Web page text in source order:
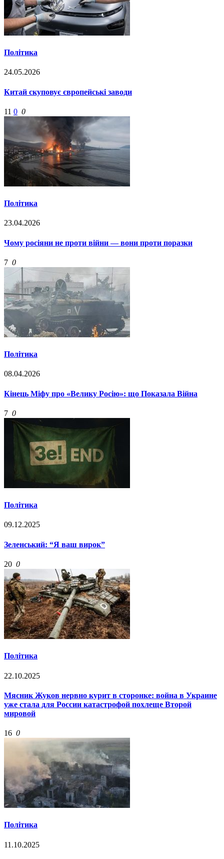
Політика
24.05.2026
Китай скуповує європейські заводи
11 0 0
Політика
23.04.2026
Чому росіяни не проти війни — вони проти поразки
7 0
Політика
08.04.2026
Кінець Міфу про «Велику Росію»: що Показала Війна
7 0
Політика
09.12.2025
Зеленський: “Я ваш вирок”
20 0
Політика
22.10.2025
Мясник Жуков нервно курит в сторонке: война в Украине
уже стала для России катастрофой похлеще Второй
мировой
16 0
Політика
11.10.2025